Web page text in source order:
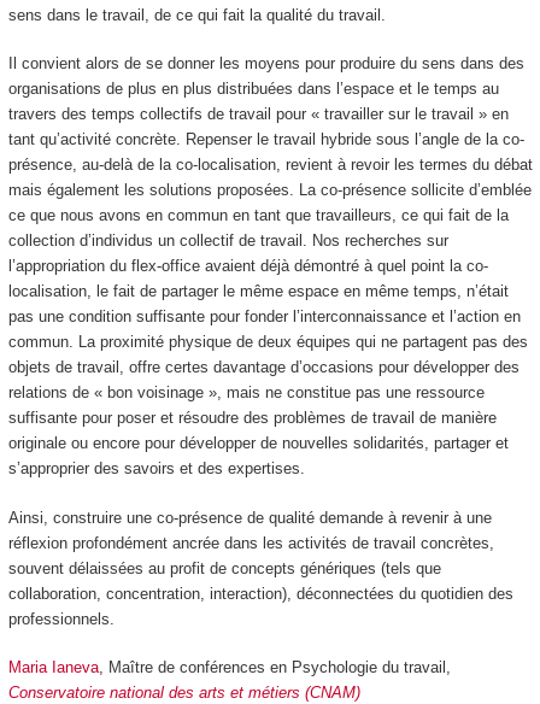
sens dans le travail, de ce qui fait la qualité du travail.
Il convient alors de se donner les moyens pour produire du sens dans des
organisations de plus en plus distribuées dans l’espace et le temps au
travers des temps collectifs de travail pour « travailler sur le travail » en
tant qu’activité concrète. Repenser le travail hybride sous l’angle de la co-
présence, au-delà de la co-localisation, revient à revoir les termes du débat
mais également les solutions proposées. La co-présence sollicite d’emblée
ce que nous avons en commun en tant que travailleurs, ce qui fait de la
collection d’individus un collectif de travail. Nos recherches sur
l’appropriation du flex-office avaient déjà démontré à quel point la co-
localisation, le fait de partager le même espace en même temps, n’était
pas une condition suffisante pour fonder l’interconnaissance et l’action en
commun. La proximité physique de deux équipes qui ne partagent pas des
objets de travail, offre certes davantage d’occasions pour développer des
relations de « bon voisinage », mais ne constitue pas une ressource
suffisante pour poser et résoudre des problèmes de travail de manière
originale ou encore pour développer de nouvelles solidarités, partager et
s’approprier des savoirs et des expertises.
Ainsi, construire une co-présence de qualité demande à revenir à une
réflexion profondément ancrée dans les activités de travail concrètes,
souvent délaissées au profit de concepts génériques (tels que
collaboration, concentration, interaction), déconnectées du quotidien des
professionnels.
Maria Ianeva, Maître de conférences en Psychologie du travail,
Conservatoire national des arts et métiers (CNAM)